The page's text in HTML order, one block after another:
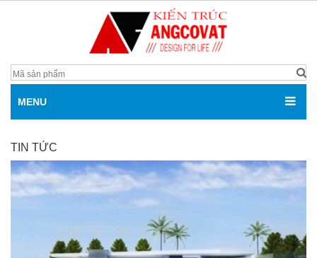
MENU
TIN TỨC